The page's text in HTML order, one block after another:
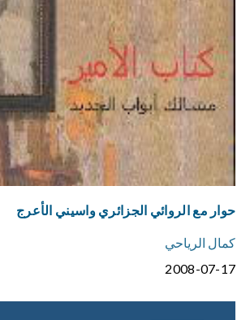
حوار مع الروائي الجزائري واسيني الأعرج
كمال الرياحي
2008-07-17